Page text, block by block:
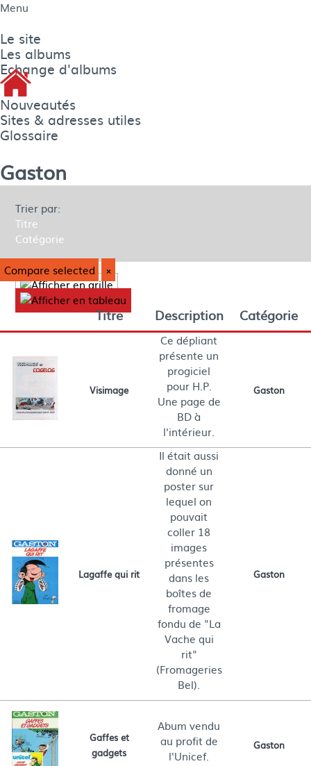
Menu
Le site
Les albums
Echange d'albums
Nouveautés
Sites & adresses utiles
Glossaire
Gaston
Trier par:
Titre
Catégorie
Compare selected ×
Titre Description Catégorie
Visimage
Ce dépliant
présente un
progiciel
pour H.P.
Une page de
BD à
l'intérieur.
Gaston
Lagaffe qui rit
Il était aussi
donné un
poster sur
lequel on
pouvait
coller 18
images
présentes
dans les
boîtes de
fromage
fondu de "La
Vache qui
rit"
(Fromageries
Bel).
Gaston
Gaffes et
gadgets
Abum vendu
au profit de
l'Unicef.
Gaston